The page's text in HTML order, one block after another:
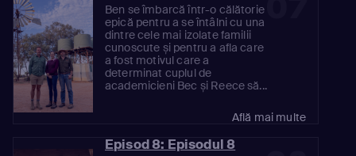
Ben se îmbarcă într-o călătorie
epică pentru a se întâlni cu una
dintre cele mai izolate familii
cunoscute și pentru a afla care
a fost motivul care a
determinat cuplul de
academicieni Bec și Reece să...
Află mai multe
Episod 8: Episodul 8